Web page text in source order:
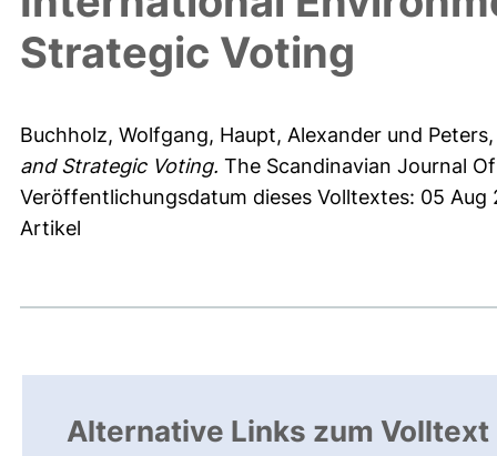
Strategic Voting
Buchholz, Wolfgang, Haupt, Alexander und
and Strategic Voting. The Scandinavian Journal
Veröffentlichungsdatum dieses Volltextes: 05 Aug
Artikel
Alternative Links zum Volltext